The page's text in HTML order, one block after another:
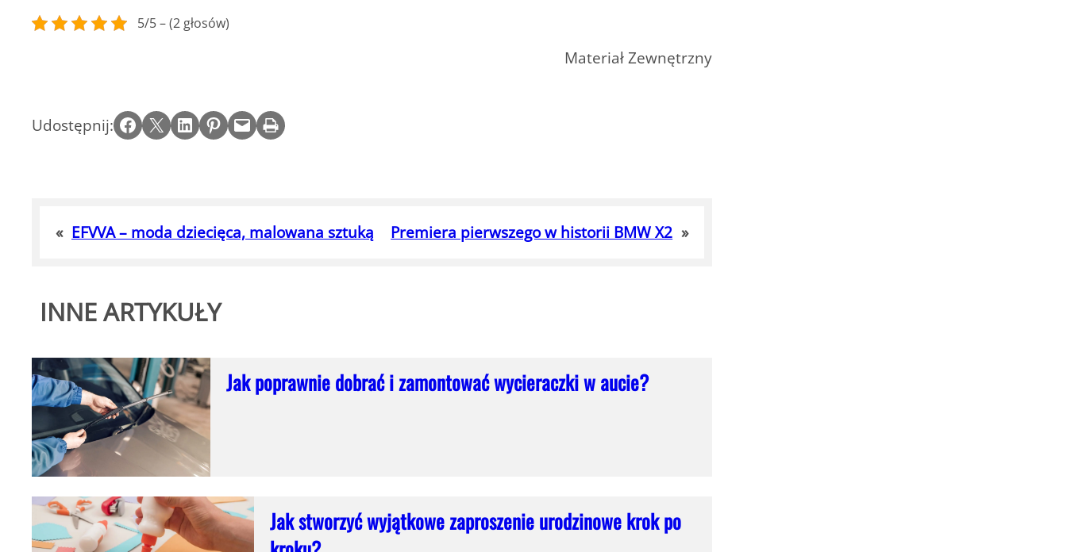
5/5 – (2 głosów)
Materiał Zewnętrzny
Udostępnij: Share on Facebook Email this Page Share on LinkedIn Share on Pinterest Email this Page Print this Page
« EFVVA – moda dziecięca, malowana sztuką Premiera pierwszego w historii BMW X2 »
INNE ARTYKUŁY
Jak poprawnie dobrać i zamontować wycieraczki w aucie?
Jak stworzyć wyjątkowe zaproszenie urodzinowe krok po